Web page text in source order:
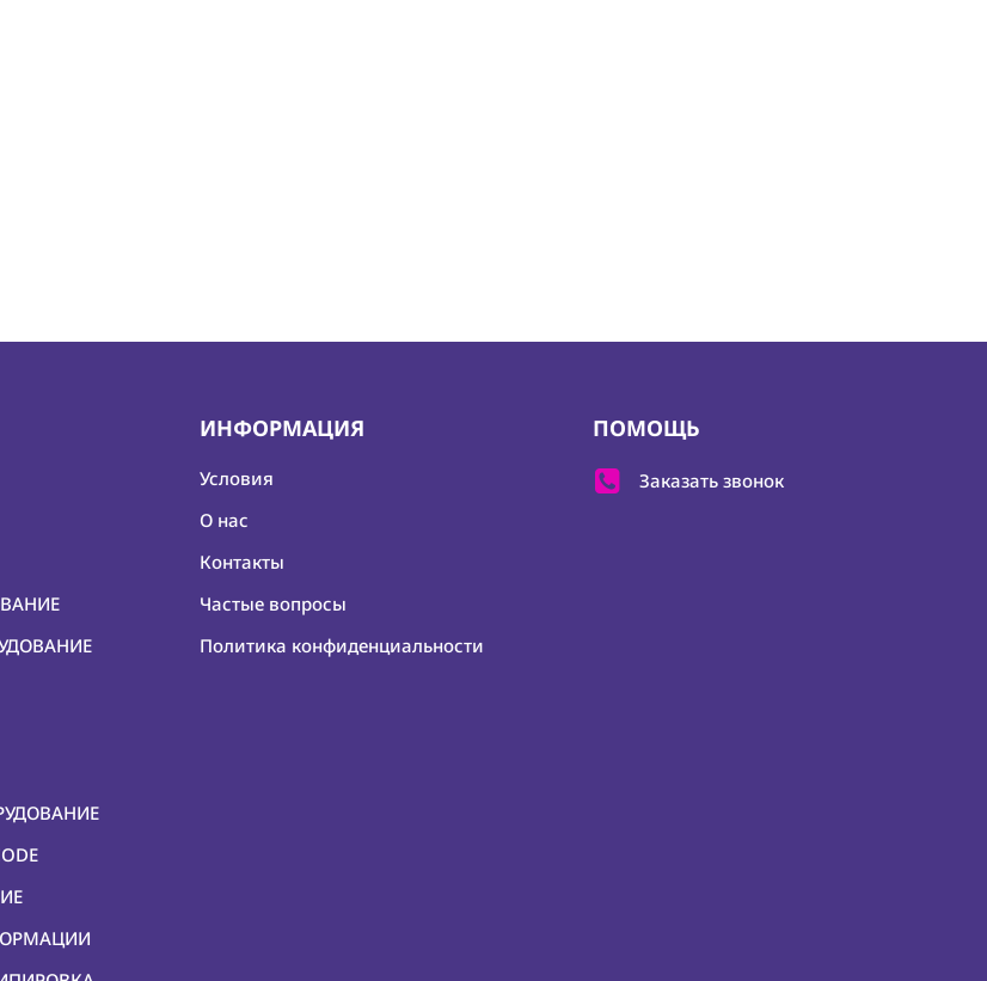
ИНФОРМАЦИЯ
Условия
О нас
Контакты
Частые вопросы
Политика конфиденциальности
ПОМОЩЬ
Заказать звонок